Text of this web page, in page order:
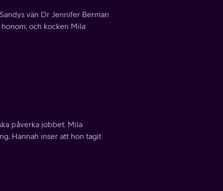
vän Dr Jennifer Berman
och kocken Mila
påverka jobbet. Mila
Hannah inser att hon tagit